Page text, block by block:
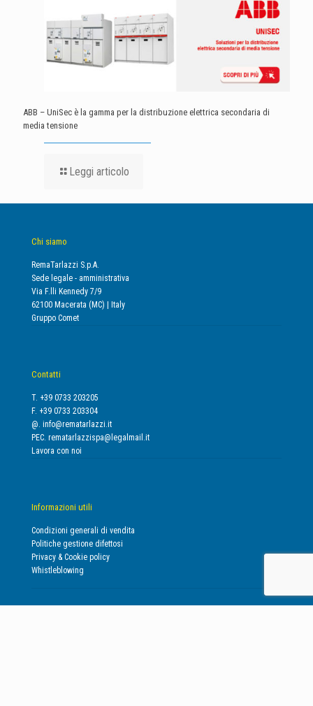
ABB – UniSec è la gamma per la distribuzione elettrica secondaria di
media tensione
Leggi articolo
Chi siamo
RemaTarlazzi S.p.A.
Sede legale - amministrativa
Via F.lli Kennedy 7/9
62100 Macerata (MC) | Italy
Gruppo Comet
Contatti
T. +39 0733 203205
F. +39 0733 203304
@. info@rematarlazzi.it
PEC. rematarlazzispa@legalmail.it
Lavora con noi
Informazioni utili
Condizioni generali di vendita
Politiche gestione difettosi
Privacy & Cookie policy
Whistleblowing